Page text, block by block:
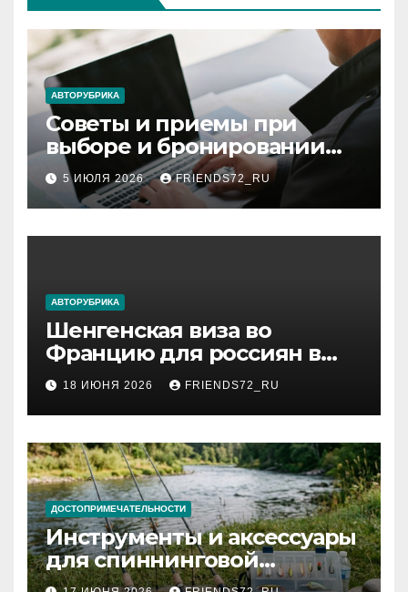
АВТОРУБРИКА
Советы и приемы при
выборе и бронировании
авиабилетов
5 ИЮЛЯ 2026 FRIENDS72_RU
АВТОРУБРИКА
Шенгенская виза во
Францию для россиян в
2026 году: сроки от 3 дней
и список необходимых
документов
18 ИЮНЯ 2026 FRIENDS72_RU
ДОСТОПРИМЕЧАТЕЛЬНОСТИ
Инструменты и аксессуары
для спиннинговой
рыбалки: назначение и